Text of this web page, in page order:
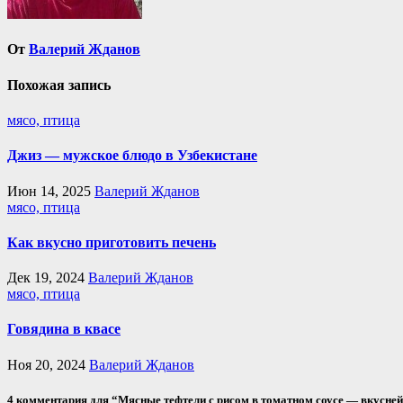
От Валерий Жданов
Похожая запись
мясо, птица
Джиз — мужское блюдо в Узбекистане
Июн 14, 2025 Валерий Жданов
мясо, птица
Как вкусно приготовить печень
Дек 19, 2024 Валерий Жданов
мясо, птица
Говядина в квасе
Ноя 20, 2024 Валерий Жданов
4 комментария для “Мясные тефтели с рисом в томатном соусе —